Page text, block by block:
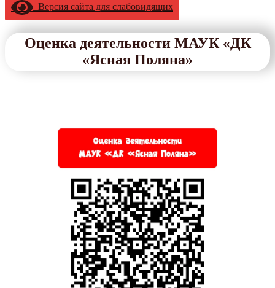
Версия сайта для слабовидящих
Оценка деятельности МАУК «ДК
«Ясная Поляна»